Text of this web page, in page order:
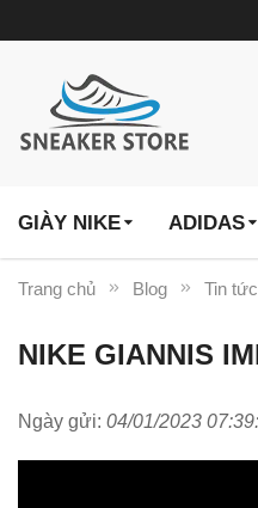
GIÀY NIKE ADIDAS
Trang chủ Blog Tin tức
NIKE GIANNIS
Ngày gửi: 04/01/2023